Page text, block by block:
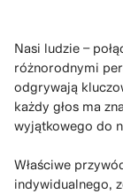
Nasi ludzie –
różnorodnymi
odgrywają
każdy głos ma
wyjątkowego do
Właściwe
indywidualnego,